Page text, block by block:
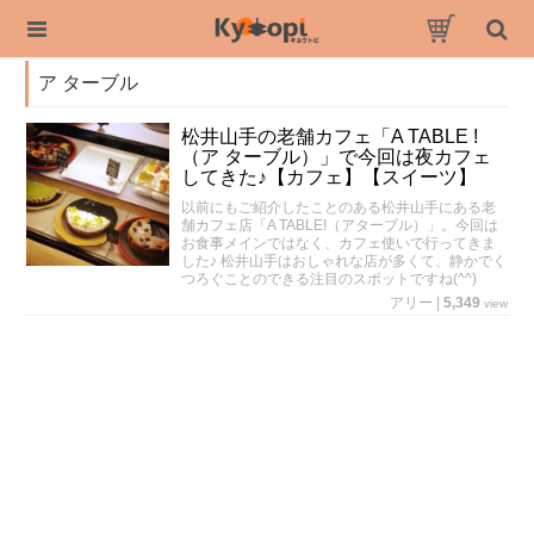
ア ターブル
松井山手の老舗カフェ「A TABLE !
（ア ターブル）」で今回は夜カフェ
してきた♪【カフェ】【スイーツ】
以前にもご紹介したことのある松井山手にある老
舗カフェ店「A TABLE!（アターブル）」。今回は
お食事メインではなく、カフェ使いで行ってきま
した♪ 松井山手はおしゃれな店が多くて、静かでく
つろぐことのできる注目のスポットですね(^^)
アリー
5,349 view